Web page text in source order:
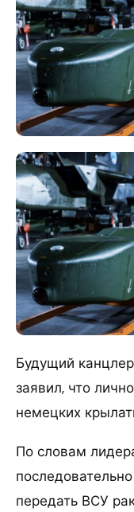
Будущий
заявил, что
немецких
По словам
передать ВСУ